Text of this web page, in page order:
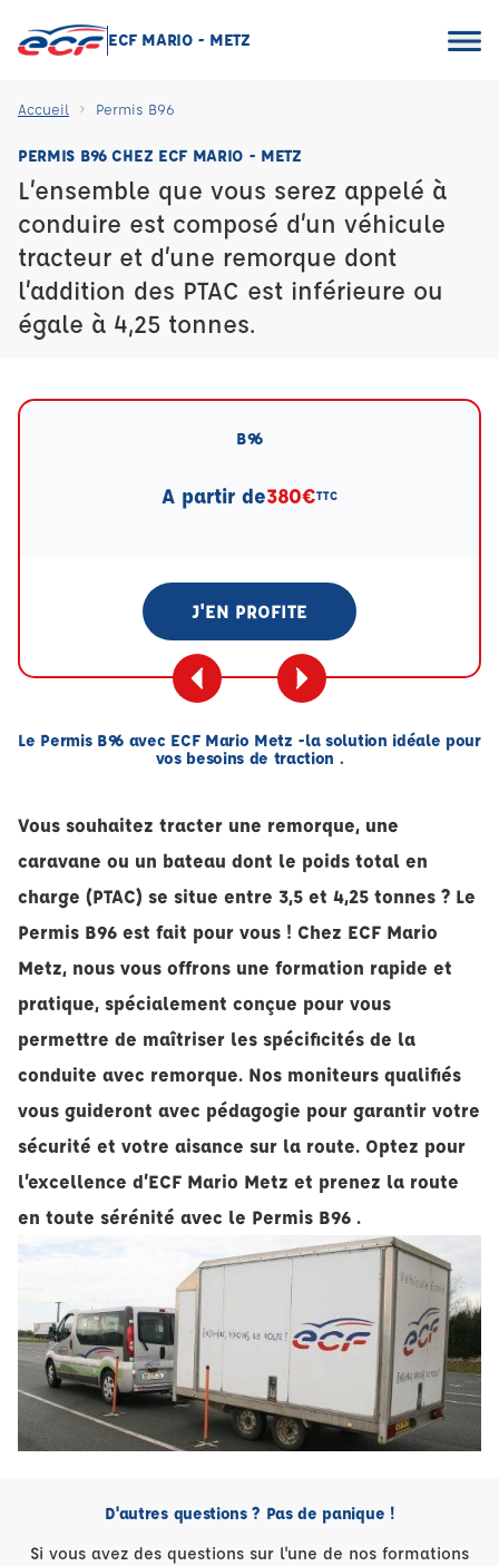
ECF MARIO - METZ
Accueil Permis B96
PERMIS B96 CHEZ ECF MARIO - METZ
L’ensemble que vous serez appelé à
conduire est composé d’un véhicule
tracteur et d’une remorque dont
l’addition des PTAC est inférieure ou
égale à 4,25 tonnes.
B96
A partir de380€TTC
J'EN PROFITE
Le Permis B96 avec ECF Mario Metz -la solution idéale pour
vos besoins de traction .
Vous souhaitez tracter une remorque, une
caravane ou un bateau dont le poids total en
charge (PTAC) se situe entre 3,5 et 4,25 tonnes ? Le
Permis B96 est fait pour vous ! Chez ECF Mario
Metz, nous vous offrons une formation rapide et
pratique, spécialement conçue pour vous
permettre de maîtriser les spécificités de la
conduite avec remorque. Nos moniteurs qualifiés
vous guideront avec pédagogie pour garantir votre
sécurité et votre aisance sur la route. Optez pour
l’excellence d’ECF Mario Metz et prenez la route
en toute sérénité avec le Permis B96 .
D'autres questions ? Pas de panique !
Si vous avez des questions sur l'une de nos formations